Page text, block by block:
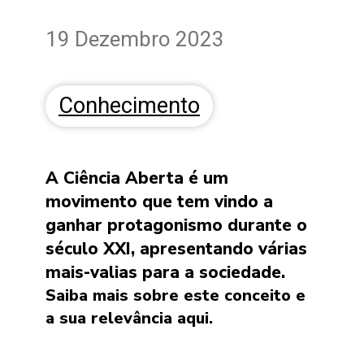
19 Dezembro 2023
Conhecimento
A Ciência Aberta é um
movimento que tem vindo a
ganhar protagonismo durante o
século XXI, apresentando várias
mais-valias para a sociedade.
Saiba mais sobre este conceito e
a sua relevância aqui.